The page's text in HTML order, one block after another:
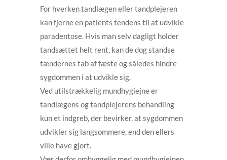
For hverken tandlægen eller tandplejeren
kan fjerne en patients tendens til at udvikle
paradentose. Hvis man selv dagligt holder
tandsættet helt rent, kan de dog standse
tændernes tab af fæste og således hindre
sygdommen i at udvikle sig.
Ved utilstrækkelig mundhygiejne er
tandlægens og tandplejerens behandling
kun et indgreb, der bevirker, at sygdommen
udvikler sig langsommere, end den ellers
ville have gjort.